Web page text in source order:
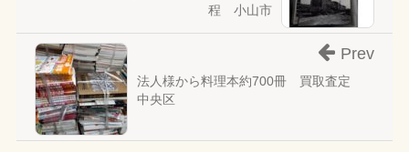
程 小山市
法人様から料理本約700冊 買取査定
中央区
Prev